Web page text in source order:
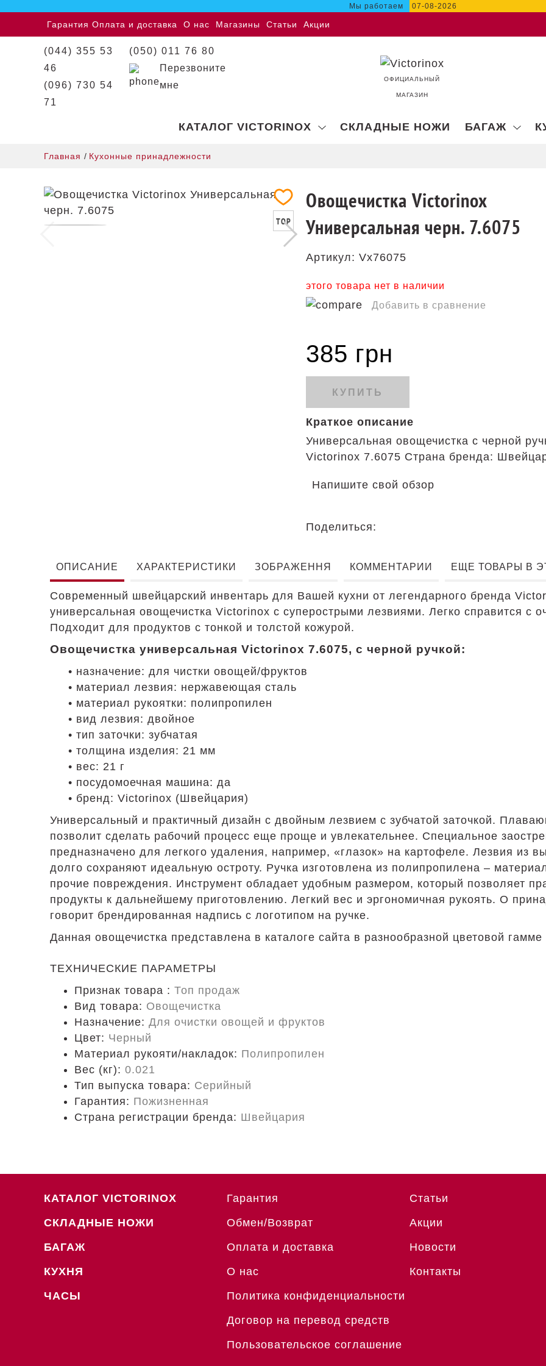
Мы работаем 07-08-2026
Гарантия Оплата и доставка О нас Магазины Статьи Акции
(044) 355 53
46
(096) 730 54
71
(050) 011 76 80
Перезвоните
мне
ОФИЦИАЛЬНЫЙ
МАГАЗИН
КАТАЛОГ VICTORINOX СКЛАДНЫЕ НОЖИ БАГАЖ
Главная / Кухонные принадлежности
TOP
Овощечистка Victorinox
Универсальная черн. 7.6075
Артикул: Vx76075
этого товара нет в наличии
Добавить в сравнение
385 грн
КУПИТЬ
Краткое описание
Универсальная овощечистка с черной
Victorinox 7.6075 Страна бренда:
Напишите свой обзор
Поделиться:
ОПИСАНИЕ ХАРАКТЕРИСТИКИ ЗОБРАЖЕННЯ КОММЕНТАРИИ ЕЩЕ ТОВАРЫ В
Современный швейцарский инвентарь для Вашей кухни от легендарного бренда
универсальная овощечистка Victorinox с суперострыми лезвиями. Легко справится с
Подходит для продуктов с тонкой и толстой кожурой.
Овощечистка универсальная Victorinox 7.6075, с черной ручкой:
• назначение: для чистки овощей/фруктов
• материал лезвия: нержавеющая сталь
• материал рукоятки: полипропилен
• вид лезвия: двойное
• тип заточки: зубчатая
• толщина изделия: 21 мм
• вес: 21 г
• посудомоечная машина: да
• бренд: Victorinox (Швейцария)
Универсальный и практичный дизайн с двойным лезвием с зубчатой заточкой.
позволит сделать рабочий процесс еще проще и увлекательнее. Специальное
предназначено для легкого удаления, например, «глазок» на картофеле. Лезвия из
долго сохраняют идеальную остроту. Ручка изготовлена из полипропилена –
прочие повреждения. Инструмент обладает удобным размером, который позволяет
продукты к дальнейшему приготовлению. Легкий вес и эргономичная рукоять. О
говорит брендированная надпись с логотипом на ручке.
Данная овощечистка представлена в каталоге сайта в разнообразной цветовой
ТЕХНИЧЕСКИЕ ПАРАМЕТРЫ
Признак товара : Топ продаж
Вид товара: Овощечистка
Назначение: Для очистки овощей и фруктов
Цвет: Черный
Материал рукояти/накладок: Полипропилен
Вес (кг): 0.021
Тип выпуска товара: Серийный
Гарантия: Пожизненная
Страна регистрации бренда: Швейцария
КАТАЛОГ VICTORINOX
СКЛАДНЫЕ НОЖИ
БАГАЖ
КУХНЯ
ЧАСЫ
Гарантия
Обмен/Возврат
Оплата и доставка
О нас
Политика конфиденциальности
Договор на перевод средств
Пользовательское соглашение
Статьи
Акции
Новости
Контакты